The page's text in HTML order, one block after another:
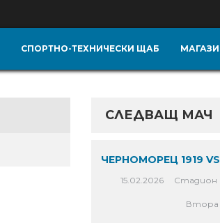
СПОРТНО-ТЕХНИЧЕСКИ ЩАБ
СЛЕДВАЩ МАЧ
ЧЕРНОМОРЕЦ 1919
15.02.2026 Стадион
Втора